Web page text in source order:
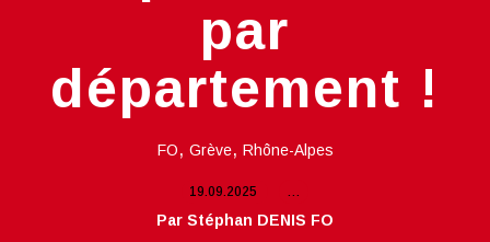
par
département !
FO, Grève, Rhône-Alpes
19.09.2025 …
Par Stéphan DENIS FO